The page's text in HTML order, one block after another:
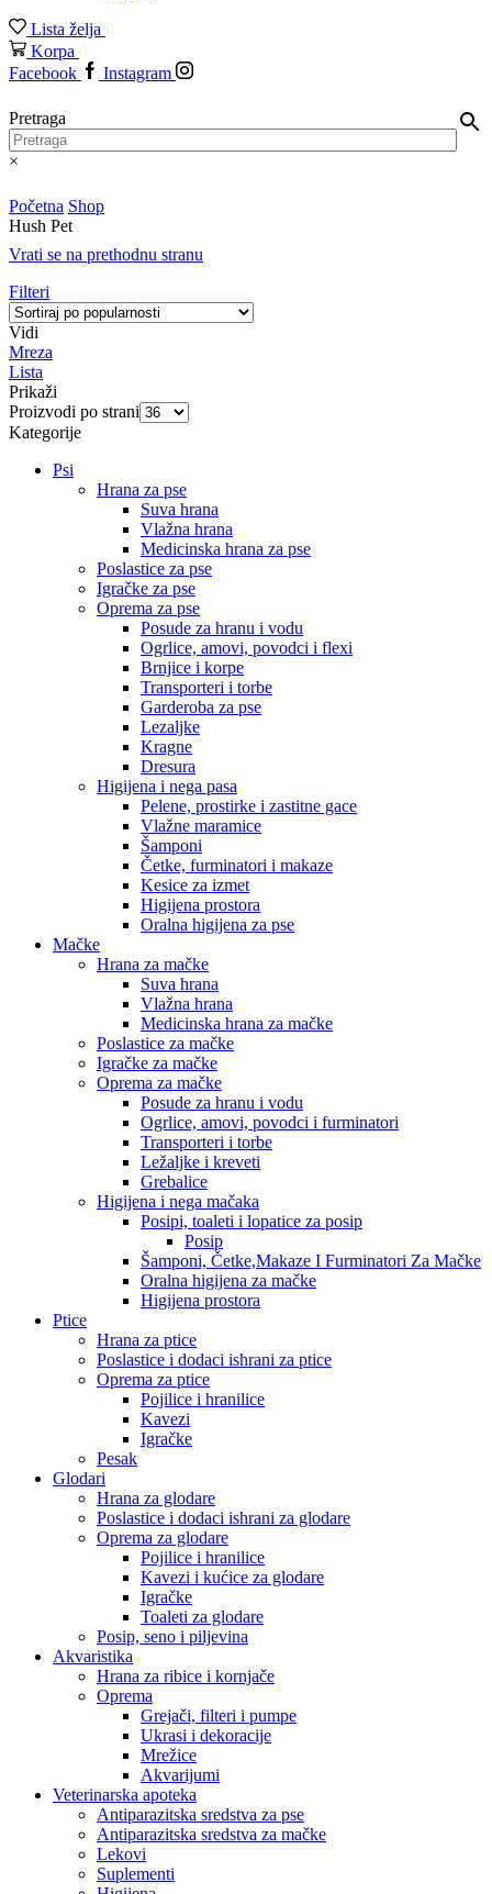
Lista želja 0
Korpa 0
Facebook
Instagram
Pretraga
×
Početna Shop
Hush Pet
Vrati se na prethodnu stranu
Filteri
Vidi
Mreza
Lista
Prikaži
Proizvodi po strani
Kategorije
Psi
Hrana za pse
Suva hrana
Vlažna hrana
Medicinska hrana za pse
Poslastice za pse
Igračke za pse
Oprema za pse
Posude za hranu i vodu
Ogrlice, amovi, povodci i flexi
Brnjice i korpe
Transporteri i torbe
Garderoba za pse
Lezaljke
Kragne
Dresura
Higijena i nega pasa
Pelene, prostirke i zastitne gace
Vlažne maramice
Šamponi
Četke, furminatori i makaze
Kesice za izmet
Higijena prostora
Oralna higijena za pse
Mačke
Hrana za mačke
Suva hrana
Vlažna hrana
Medicinska hrana za mačke
Poslastice za mačke
Igračke za mačke
Oprema za mačke
Posude za hranu i vodu
Ogrlice, amovi, povodci i furminatori
Transporteri i torbe
Ležaljke i kreveti
Grebalice
Higijena i nega mačaka
Posipi, toaleti i lopatice za posip
Posip
Šamponi, Četke,Makaze I Furminatori Za Mačke
Oralna higijena za mačke
Higijena prostora
Ptice
Hrana za ptice
Poslastice i dodaci ishrani za ptice
Oprema za ptice
Pojilice i hranilice
Kavezi
Igračke
Pesak
Glodari
Hrana za glodare
Poslastice i dodaci ishrani za glodare
Oprema za glodare
Pojilice i hranilice
Kavezi i kućice za glodare
Igračke
Toaleti za glodare
Posip, seno i piljevina
Akvaristika
Hrana za ribice i kornjače
Oprema
Grejači, filteri i pumpe
Ukrasi i dekoracije
Mrežice
Akvarijumi
Veterinarska apoteka
Antiparazitska sredstva za pse
Antiparazitska sredstva za mačke
Lekovi
Suplementi